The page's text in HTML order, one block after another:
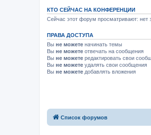
КТО СЕЙЧАС НА КОНФЕРЕНЦИИ
Сейчас этот форум просматривают: нет
ПРАВА ДОСТУПА
Вы не можете начинать темы
Вы не можете отвечать на сообщения
Вы не можете редактировать свои
Вы не можете удалять свои сообщения
Вы не можете добавлять вложения
Список форумов